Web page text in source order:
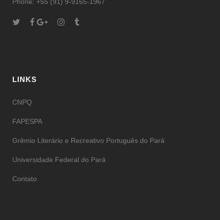
LINKS
CNPQ
FAPESPA
Grêmio Literário e Recreativo Português do Pará
Universidade Federal do Pará
Contato